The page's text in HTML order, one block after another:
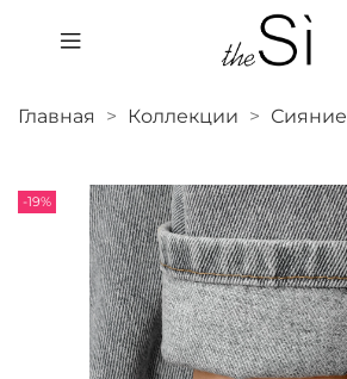
Главная Коллекции Сияние
-19%